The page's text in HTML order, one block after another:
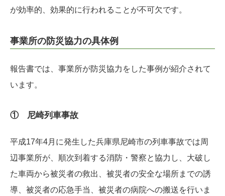
が効率的、効果的に行われることが不可欠です。
事業所の防災協力の具体例
報告書では、事業所が防災協力をした事例が紹介されて
います。
① 尼崎列車事故
平成17年4月に発生した兵庫県尼崎市の列車事故では周
辺事業所が、順次到着する消防・警察と協力し、大破し
た車両から被災者の救出、被災者の安全な場所までの誘
導、被災者の応急手当、被災者の病院への搬送を行いま